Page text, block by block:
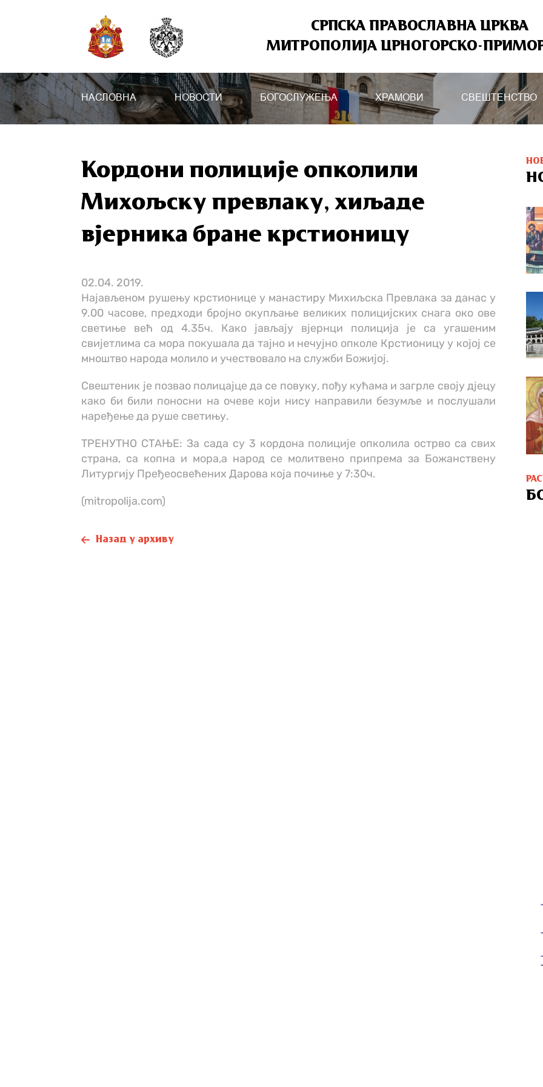
СРПСКА ПРАВОСЛАВНА ЦРКВА
МИТРОПОЛИЈА ЦРНОГОРСКО-
НАСЛОВНА НОВОСТИ БОГОСЛУЖЕЊА ХРАМОВИ СВЕШТЕНСТВО
Кордони полиције опколили
Михољску превлаку, хиљаде
вјерника бране крстионицу
02.04. 2019.
Најављеном рушењу крстионице у манастиру Михиљска Превлака за данас у
9.00 часове, предходи бројно окупљање великих полицијских снага око ове
светиње већ од 4.35ч. Како јављају вјернци полиција је са угашеним
свијетлима са мора покушала да тајно и нечујно опколе Крстионицу у којој се
мноштво народа молило и учествовало на служби Божијој.
Свештеник је позвао полицајце да се повуку, пођу кућама и загрле своју дјецу
како би били поносни на очеве који нису направили безумље и послушали
наређење да руше светињу.
ТРЕНУТНО СТАЊЕ: За сада су 3 кордона полиције опколила острво са свих
страна, са копна и мора,а народ се молитвено припрема за Божанствену
Литургију Пређеосвећених Дарова која почиње у 7:30ч.
(mitropolija.com)
Назад у архиву